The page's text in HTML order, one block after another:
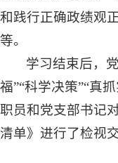
和践行正确政绩观
等。
学习结束后，
福”“科学决策”“真
职员和党支部书记
清单》进行了检视交